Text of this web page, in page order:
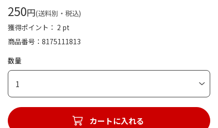
250円(送料別・税込)
獲得ポイント： 2 pt
商品番号
8175111813
数量
1
カートに入れる